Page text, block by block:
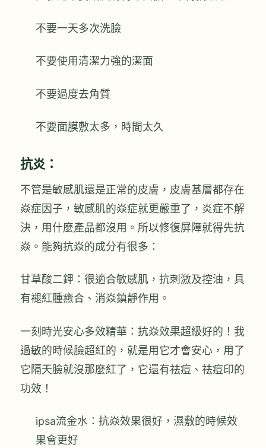
不要一天多次洗臉
不要使用清潔力強的潔面
不要過度去角質
不要面膜敷太多，時間太久
抗炎：
不管是敏感肌還是正常的皮膚，皮膚基層都存在
焱症因子，敏感肌的焱症就更嚴重了，炎症不解
決，用什麼產品都沒用。所以修復屏障就得先抗
焱。能夠抗焱的成分有很多：
甘草酸二鉀：很適合敏感肌，抗刺激及控油，具
有褪紅腫癒合、消焱鎮靜作用。
一刻時光安心多效精華：抗焱效果超級好的！我
過敏的時候臉超紅的，就是用它才會安心，用了
它隔天臉就沒那麼紅了，它還有祛痘、祛痘印的
功效！
ipsa流金水：抗焱效果很好，濕敷的時候效
果會更好